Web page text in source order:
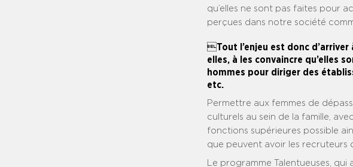
qu’elles ne sont pas faites pour
perçues dans notre société
Tout l’enjeu est donc
elles, à les convaincre qu’elles
hommes pour diriger des
etc.
Permettre aux femmes de
culturels au sein de la famille,
fonctions supérieures possible
que peuvent avoir les recruteurs
Le programme Talentueuses,